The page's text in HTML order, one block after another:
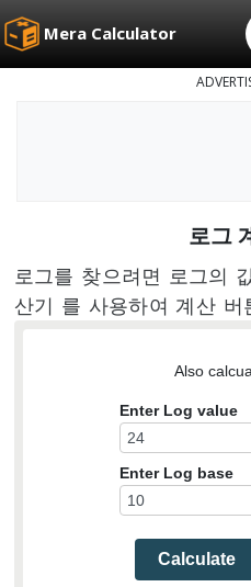
Mera Calculator
로그
로그를 찾으려면 로그의
산기 를 사용하여 계산 버
Also
Enter Log value
Enter Log base
Calculate